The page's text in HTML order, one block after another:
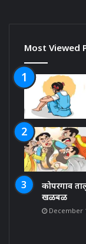
Most Viewed
कोपरगाव
खळबळ
December